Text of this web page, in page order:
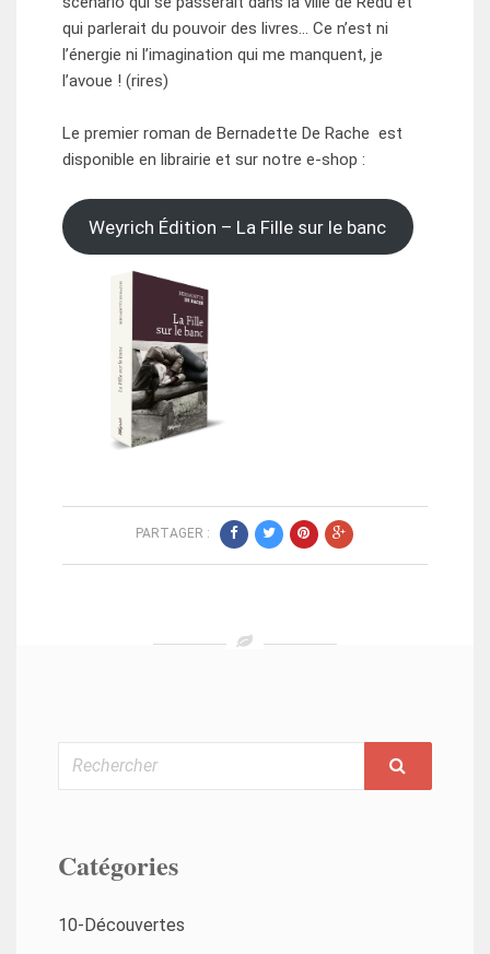
qui parlerait du pouvoir des livres… Ce n’est ni
l’énergie ni l’imagination qui me manquent, je
l’avoue ! (rires)
Le premier roman de Bernadette De Rache est
disponible en librairie et sur notre e-shop :
Weyrich Édition – La Fille sur le banc
PARTAGER :
Rechercher
Catégories
10-Découvertes